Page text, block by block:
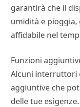
garantirà che il
umidità e
affidabile nel
Funzioni
Alcuni interruttori
aggiuntive che
delle tue